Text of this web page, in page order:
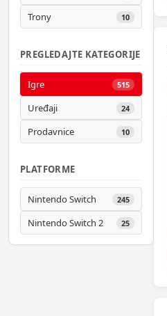
Trony 10
PREGLEDAJTE KATEGORIJE
Igre 515
Uređaji 24
Prodavnice 10
PLATFORME
Nintendo Switch 245
Nintendo Switch 2 25